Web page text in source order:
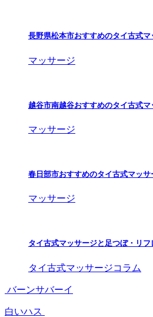
長野県松本市おすすめのタイ古式マ
マッサージ
越谷市南越谷おすすめのタイ古式マ
マッサージ
春日部市おすすめのタイ古式マッサ
マッサージ
タイ古式マッサージと足つぼ・リ
タイ古式マッサージコラム
バーンサバーイ
白いハス